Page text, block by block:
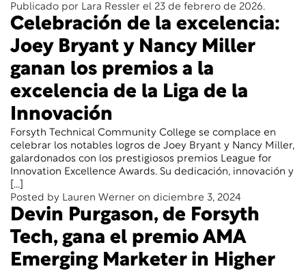
Publicado por Lara Ressler el 23 de febrero de 2026.
Celebración de la excelencia:
Joey Bryant y Nancy Miller
ganan los premios a la
excelencia de la Liga de la
Innovación
Forsyth Technical Community College se complace en
celebrar los notables logros de Joey Bryant y Nancy Miller,
galardonados con los prestigiosos premios League for
Innovation Excellence Awards. Su dedicación, innovación y
[...]
Posted by Lauren Werner on diciembre 3, 2024
Devin Purgason, de Forsyth
Tech, gana el premio AMA
Emerging Marketer in Higher